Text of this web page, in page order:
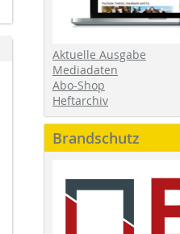
Aktuelle Ausgabe
Mediadaten
Abo-Shop
Heftarchiv
Brandschutz